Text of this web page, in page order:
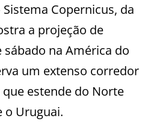
Copernicus, da
a projeção de
na América do
um extenso corredor
estende do Norte
o Uruguai.